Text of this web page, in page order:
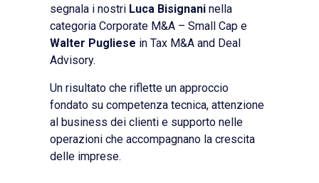
segnala i nostri Luca Bisignani nella
categoria Corporate M&A – Small Cap e
Walter Pugliese in Tax M&A and Deal
Advisory.
Un risultato che riflette un approccio
fondato su competenza tecnica, attenzione
al business dei clienti e supporto nelle
operazioni che accompagnano la crescita
delle imprese.